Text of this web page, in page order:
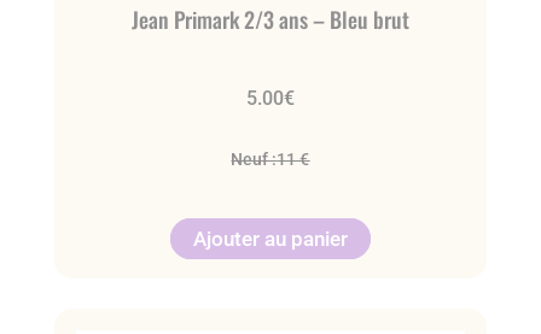
Jean Primark 2/3 ans – Bleu brut
5.00€
Neuf :11 €
Ajouter au panier